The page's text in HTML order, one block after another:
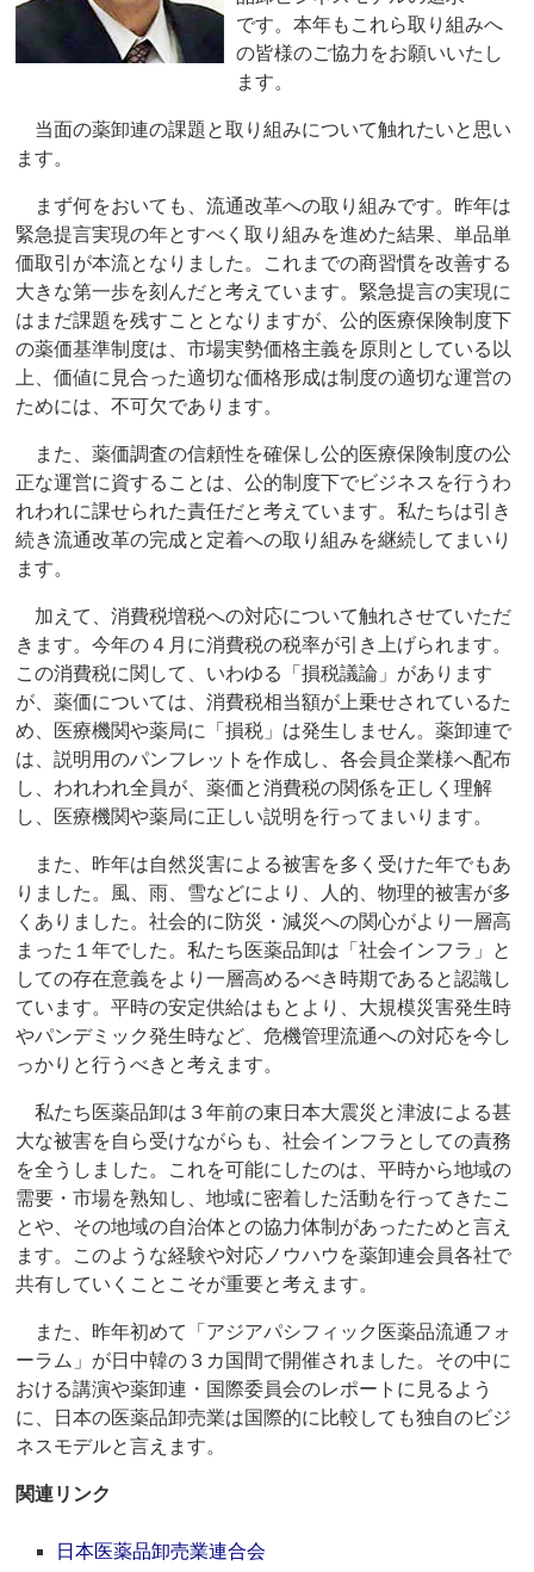
です。本年もこれら取り組みへ
の皆様のご協力をお願いいたし
ます。
当面の薬卸連の課題と取り組みについて触れたいと思い
ます。
まず何をおいても、流通改革への取り組みです。昨年は
緊急提言実現の年とすべく取り組みを進めた結果、単品単
価取引が本流となりました。これまでの商習慣を改善する
大きな第一歩を刻んだと考えています。緊急提言の実現に
はまだ課題を残すこととなりますが、公的医療保険制度下
の薬価基準制度は、市場実勢価格主義を原則としている以
上、価値に見合った適切な価格形成は制度の適切な運営の
ためには、不可欠であります。
また、薬価調査の信頼性を確保し公的医療保険制度の公
正な運営に資することは、公的制度下でビジネスを行うわ
れわれに課せられた責任だと考えています。私たちは引き
続き流通改革の完成と定着への取り組みを継続してまいり
ます。
加えて、消費税増税への対応について触れさせていただ
きます。今年の４月に消費税の税率が引き上げられます。
この消費税に関して、いわゆる「損税議論」があります
が、薬価については、消費税相当額が上乗せされているた
め、医療機関や薬局に「損税」は発生しません。薬卸連で
は、説明用のパンフレットを作成し、各会員企業様へ配布
し、われわれ全員が、薬価と消費税の関係を正しく理解
し、医療機関や薬局に正しい説明を行ってまいります。
また、昨年は自然災害による被害を多く受けた年でもあ
りました。風、雨、雪などにより、人的、物理的被害が多
くありました。社会的に防災・減災への関心がより一層高
まった１年でした。私たち医薬品卸は「社会インフラ」と
しての存在意義をより一層高めるべき時期であると認識し
ています。平時の安定供給はもとより、大規模災害発生時
やパンデミック発生時など、危機管理流通への対応を今し
っかりと行うべきと考えます。
私たち医薬品卸は３年前の東日本大震災と津波による甚
大な被害を自ら受けながらも、社会インフラとしての責務
を全うしました。これを可能にしたのは、平時から地域の
需要・市場を熟知し、地域に密着した活動を行ってきたこ
とや、その地域の自治体との協力体制があったためと言え
ます。このような経験や対応ノウハウを薬卸連会員各社で
共有していくことこそが重要と考えます。
また、昨年初めて「アジアパシフィック医薬品流通フォ
ーラム」が日中韓の３カ国間で開催されました。その中に
おける講演や薬卸連・国際委員会のレポートに見るよう
に、日本の医薬品卸売業は国際的に比較しても独自のビジ
ネスモデルと言えます。
関連リンク
日本医薬品卸売業連合会